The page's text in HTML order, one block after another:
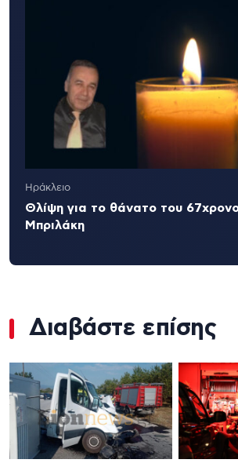
Ηράκλειο
Θλίψη για το θάνατο του
Μπριλάκη
Διαβάστε επίσης